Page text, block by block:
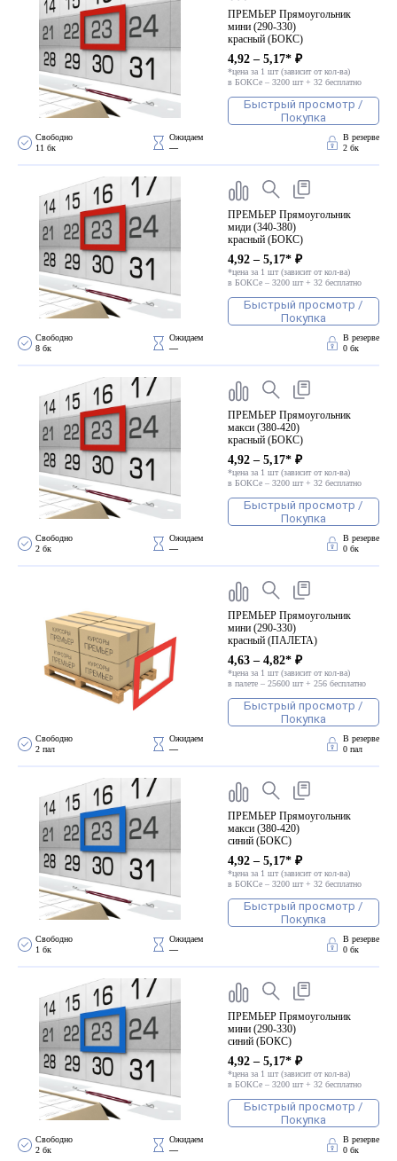
ПРЕМЬЕР Прямоугольник
мини (290-330)
красный (БОКС)
4,92 – 5,17* ₽
*цена за 1 шт (зависит от кол-ва)
в БОКСе – 3200 шт + 32 бесплатно
Быстрый просмотр /
Покупка
Свободно
11 бк
Ожидаем
—
В резерве
2 бк
ПРЕМЬЕР Прямоугольник
миди (340-380)
красный (БОКС)
4,92 – 5,17* ₽
*цена за 1 шт (зависит от кол-ва)
в БОКСе – 3200 шт + 32 бесплатно
Быстрый просмотр /
Покупка
Свободно
8 бк
Ожидаем
—
В резерве
0 бк
ПРЕМЬЕР Прямоугольник
макси (380-420)
красный (БОКС)
4,92 – 5,17* ₽
*цена за 1 шт (зависит от кол-ва)
в БОКСе – 3200 шт + 32 бесплатно
Быстрый просмотр /
Покупка
Свободно
2 бк
Ожидаем
—
В резерве
0 бк
ПРЕМЬЕР Прямоугольник
мини (290-330)
красный (ПАЛЕТА)
4,63 – 4,82* ₽
*цена за 1 шт (зависит от кол-ва)
в палете – 25600 шт + 256 бесплатно
Быстрый просмотр /
Покупка
Свободно
2 пал
Ожидаем
—
В резерве
0 пал
ПРЕМЬЕР Прямоугольник
макси (380-420)
синий (БОКС)
4,92 – 5,17* ₽
*цена за 1 шт (зависит от кол-ва)
в БОКСе – 3200 шт + 32 бесплатно
Быстрый просмотр /
Покупка
Свободно
1 бк
Ожидаем
—
В резерве
0 бк
ПРЕМЬЕР Прямоугольник
мини (290-330)
синий (БОКС)
4,92 – 5,17* ₽
*цена за 1 шт (зависит от кол-ва)
в БОКСе – 3200 шт + 32 бесплатно
Быстрый просмотр /
Покупка
Свободно
2 бк
Ожидаем
—
В резерве
0 бк